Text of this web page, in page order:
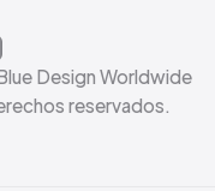
Design Worldwide
reservados.